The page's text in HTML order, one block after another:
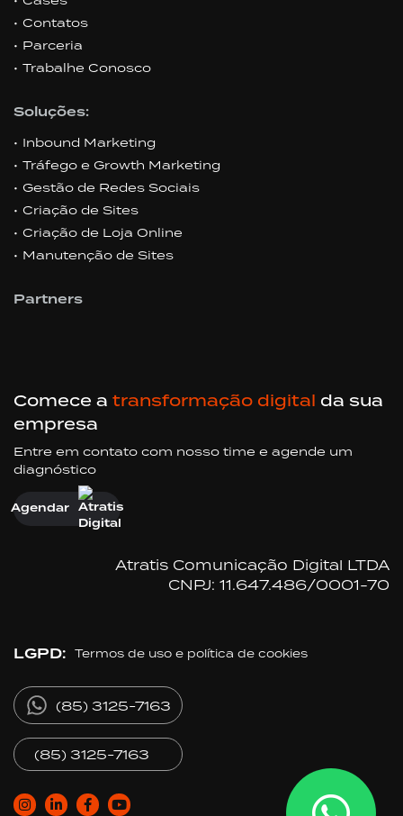
Contatos
Parceria
Trabalhe Conosco
Soluções:
Inbound Marketing
Tráfego e Growth Marketing
Gestão de Redes Sociais
Criação de Sites
Criação de Loja Online
Manutenção de Sites
Partners
Comece a transformação digital da sua
empresa
Entre em contato com nosso time e agende um
diagnóstico
Agendar
Atratis Comunicação Digital LTDA
CNPJ: 11.647.486/0001-70
LGPD: Termos de uso e política de cookies
(85) 3125-7163
(85) 3125-7163